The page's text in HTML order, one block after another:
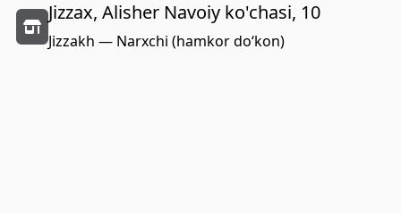
Jizzax, Alisher Navoiy ko'chasi, 10
Jizzakh — Narxchi (hamkor do‘kon)